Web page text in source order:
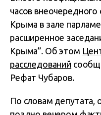
часов внеочередного
Крыма в зале
расширенное
Крыма”. Об этом
расследований
Рефат Чубаров.
По словам депутата,